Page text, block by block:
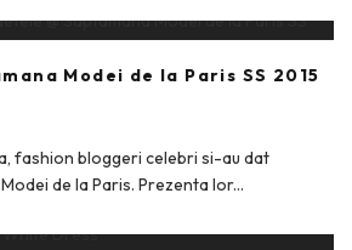
Modei de la Paris SS 2015
fashion bloggeri celebri si-au dat
de la Paris. Prezenta lor...